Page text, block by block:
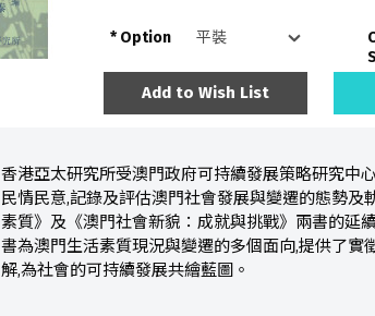
Option
Add to Wish List
香港亞太研究所受澳門政府可持續發展策略研究中
民情民意,記錄及評估澳門社會發展與變遷的態勢
素質》及《澳門社會新貌：成就與挑戰》兩書的延
書為澳門生活素質現況與變遷的多個面向,提供了
解,為社會的可持續發展共繪藍圖。